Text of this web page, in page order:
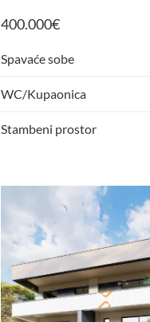
400.000€
Spavaće sobe
WC/Kupaonica
Stambeni prostor